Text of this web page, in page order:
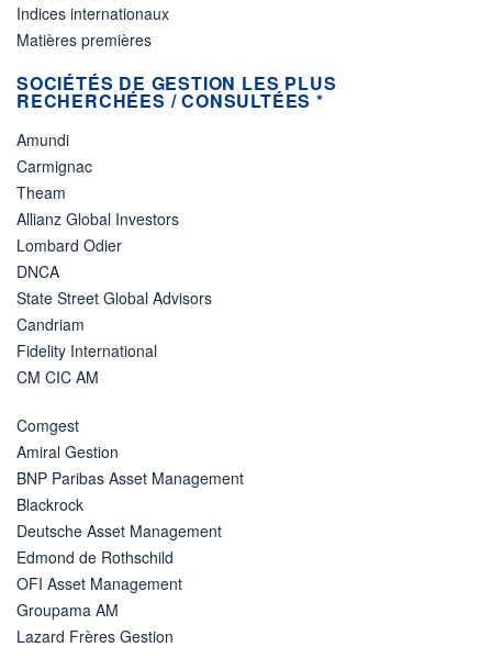
Indices internationaux
Matières premières
SOCIÉTÉS DE GESTION LES PLUS
RECHERCHÉES / CONSULTÉES *
Amundi
Carmignac
Theam
Allianz Global Investors
Lombard Odier
DNCA
State Street Global Advisors
Candriam
Fidelity International
CM CIC AM
Comgest
Amiral Gestion
BNP Paribas Asset Management
Blackrock
Deutsche Asset Management
Edmond de Rothschild
OFI Asset Management
Groupama AM
Lazard Frères Gestion